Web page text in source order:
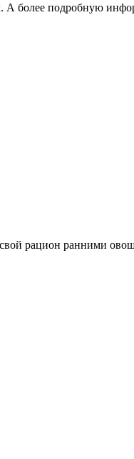
А более подробную
рацион ранними